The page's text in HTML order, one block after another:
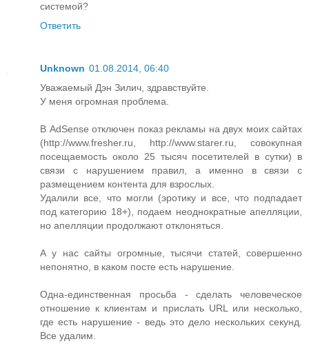
системой?
Ответить
Unknown 01.08.2014, 06:40
Уважаемый Дэн Зилич, здравствуйте.
У меня огромная проблема.
В AdSense отключен показ рекламы на двух моих сайтах
(http://www.fresher.ru, http://www.starer.ru, совокупная
посещаемость около 25 тысяч посетителей в сутки) в
связи с нарушением правил, а именно в связи с
размещением контента для взрослых.
Удалили все, что могли (эротику и все, что подпадает
под категорию 18+), подаем неоднократные апелляции,
но апелляции продолжают отклоняться.
А у нас сайты огромные, тысячи статей, совершенно
непонятно, в каком посте есть нарушение.
Одна-единственная просьба - сделать человеческое
отношение к клиентам и прислать URL или несколько,
где есть нарушение - ведь это дело нескольких секунд.
Все удалим.